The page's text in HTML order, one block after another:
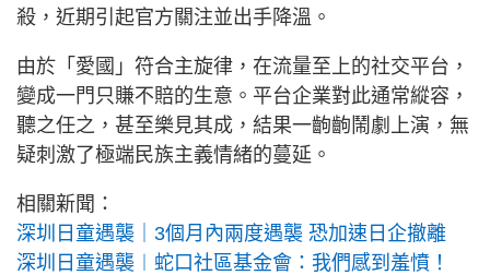
殺，近期引起官方關注並出手降溫。
由於「愛國」符合主旋律，在流量至上的社交平台，
變成一門只賺不賠的生意。平台企業對此通常縱容，
聽之任之，甚至樂見其成，結果一齣齣鬧劇上演，無
疑刺激了極端民族主義情緒的蔓延。
相關新聞：
深圳日童遇襲｜3個月內兩度遇襲 恐加速日企撤離
深圳日童遇襲︱蛇口社區基金會：我們感到羞憤！